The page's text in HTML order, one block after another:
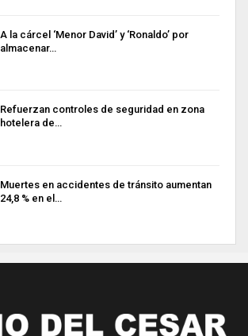
A la cárcel ‘Menor David’ y ‘Ronaldo’ por
almacenar…
Refuerzan controles de seguridad en zona
hotelera de…
Muertes en accidentes de tránsito aumentan
24,8 % en el…